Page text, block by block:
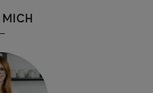
MICH